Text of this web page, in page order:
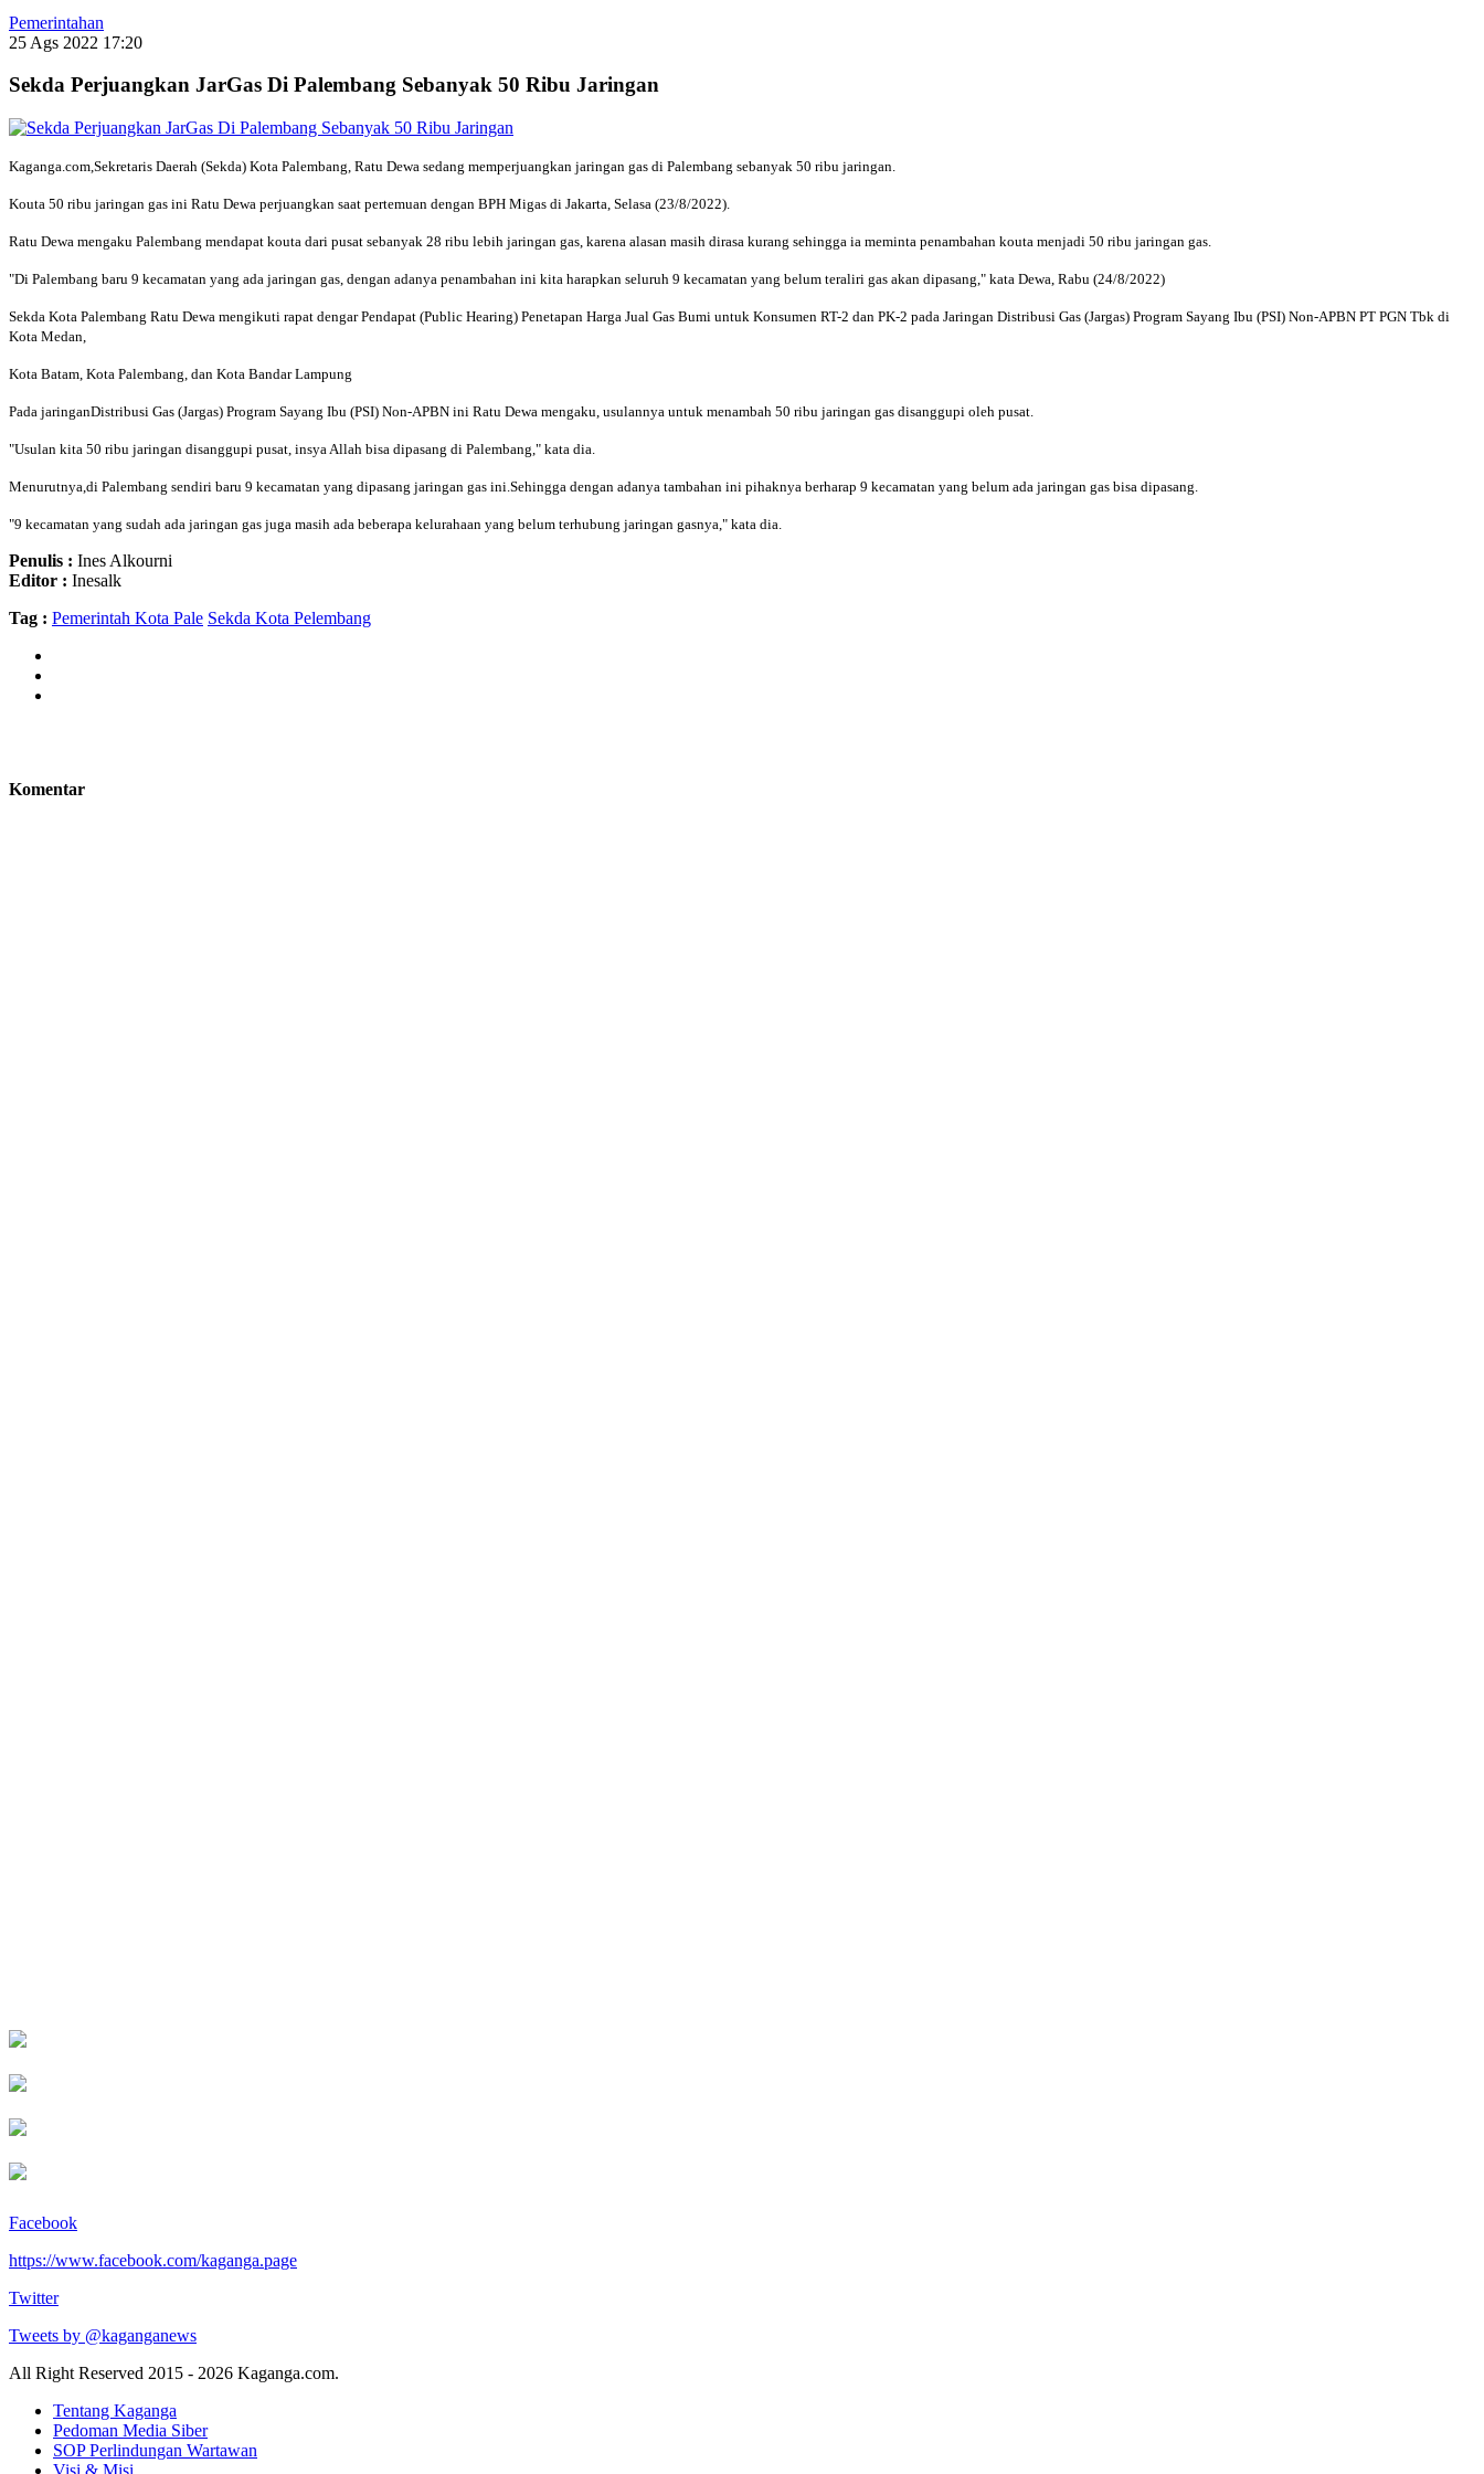
Pemerintahan
25 Ags 2022 17:20
Sekda Perjuangkan JarGas Di Palembang Sebanyak 50 Ribu Jaringan
Kaganga.com,Sekretaris Daerah (Sekda) Kota Palembang, Ratu Dewa sedang memperjuangkan jaringan gas di Palembang sebanyak 50 ribu jaringan.
Kouta 50 ribu jaringan gas ini Ratu Dewa perjuangkan saat pertemuan dengan BPH Migas di Jakarta, Selasa (23/8/2022).
Ratu Dewa mengaku Palembang mendapat kouta dari pusat sebanyak 28 ribu lebih jaringan gas, karena alasan masih dirasa kurang sehingga ia meminta penambahan kouta menjadi 50 ribu jaringan gas.
"Di Palembang baru 9 kecamatan yang ada jaringan gas, dengan adanya penambahan ini kita harapkan seluruh 9 kecamatan yang belum teraliri gas akan dipasang," kata Dewa, Rabu (24/8/2022)
Sekda Kota Palembang Ratu Dewa mengikuti rapat dengar Pendapat (Public Hearing) Penetapan Harga Jual Gas Bumi untuk Konsumen RT-2 dan PK-2 pada Jaringan Distribusi Gas (Jargas) Program Sayang Ibu (PSI) Non-APBN PT PGN Tbk di
Kota Medan,
Kota Batam, Kota Palembang, dan Kota Bandar Lampung
Pada jaringanDistribusi Gas (Jargas) Program Sayang Ibu (PSI) Non-APBN ini Ratu Dewa mengaku, usulannya untuk menambah 50 ribu jaringan gas disanggupi oleh pusat.
"Usulan kita 50 ribu jaringan disanggupi pusat, insya Allah bisa dipasang di Palembang," kata dia.
Menurutnya,di Palembang sendiri baru 9 kecamatan yang dipasang jaringan gas ini.Sehingga dengan adanya tambahan ini pihaknya berharap 9 kecamatan yang belum ada jaringan gas bisa dipasang.
"9 kecamatan yang sudah ada jaringan gas juga masih ada beberapa kelurahaan yang belum terhubung jaringan gasnya," kata dia.
Penulis : Ines Alkourni
Editor : Inesalk
Tag : Pemerintah Kota Pale Sekda Kota Pelembang
Komentar
Facebook
https://www.facebook.com/kaganga.page
Twitter
Tweets by @kaganganews
All Right Reserved 2015 - 2026 Kaganga.com.
Tentang Kaganga
Pedoman Media Siber
SOP Perlindungan Wartawan
Visi & Misi